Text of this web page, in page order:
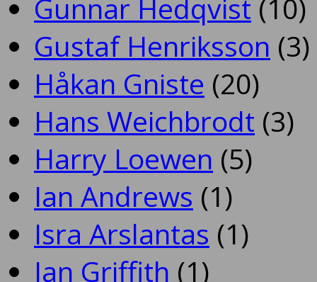
Gunnar Hedqvist (10)
Gustaf Henriksson (3)
Håkan Gniste (20)
Hans Weichbrodt (3)
Harry Loewen (5)
Ian Andrews (1)
Isra Arslantas (1)
Jan Griffith (1)